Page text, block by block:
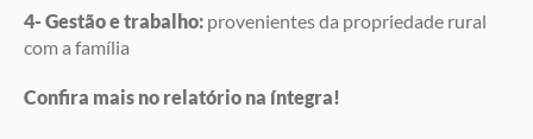
4- Gestão e trabalho: provenientes da propriedade rural
com a família
Confira mais no relatório na íntegra!